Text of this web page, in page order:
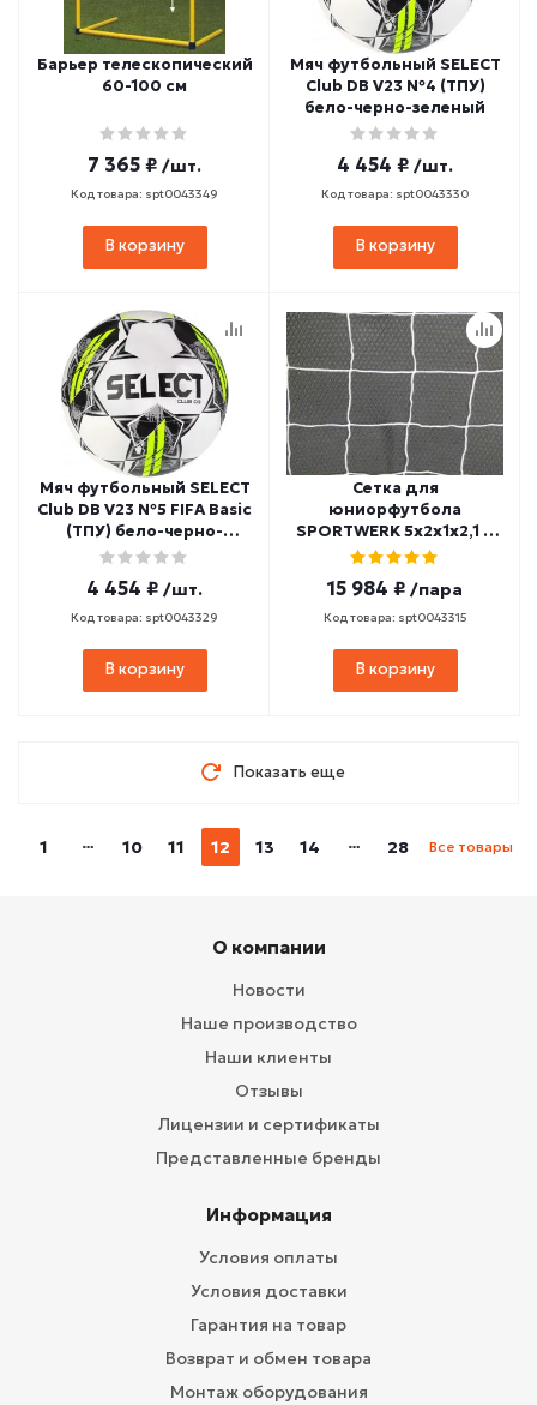
Барьер телескопический
60-100 см
7 365 ₽ /шт.
Код товара: spt0043349
В корзину
Мяч футбольный SELECT
Club DB V23 №4 (ТПУ)
бело-черно-зеленый
4 454 ₽ /шт.
Код товара: spt0043330
В корзину
Мяч футбольный SELECT
Club DB V23 №5 FIFA Basic
(ТПУ) бело-черно-
зеленый
4 454 ₽ /шт.
Код товара: spt0043329
В корзину
Сетка для
юниорфутбола
SPORTWERK 5х2х1х2,1 м
d=5 мм яч.100х100 мм
(безузловая)
15 984 ₽ /пара
Код товара: spt0043315
В корзину
Показать еще
1 10 11 12 13 14 28 Все товары
О компании
Новости
Наше производство
Наши клиенты
Отзывы
Лицензии и сертификаты
Представленные бренды
Информация
Условия оплаты
Условия доставки
Гарантия на товар
Возврат и обмен товара
Монтаж оборудования